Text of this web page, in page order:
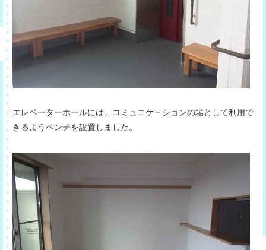
エレベーターホールには、コミュニケ－ションの場として利用で
きるようベンチを設置しました。